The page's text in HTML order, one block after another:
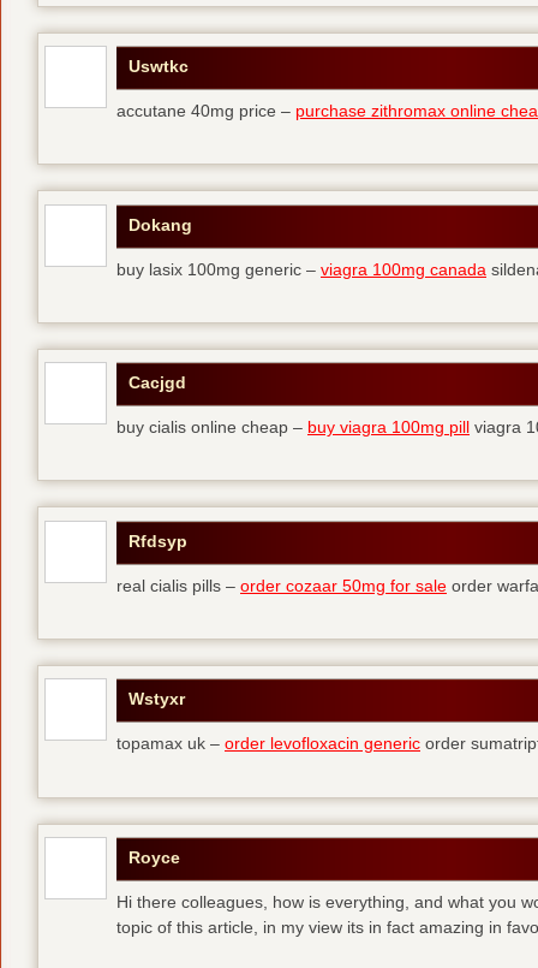
Uswtkc
accutane 40mg price – purchase zithromax online
Dokang
buy lasix 100mg generic – viagra 100mg canada
Cacjgd
buy cialis online cheap – buy viagra 100mg pill viagra
Rfdsyp
real cialis pills – order cozaar 50mg for sale order
Wstyxr
topamax uk – order levofloxacin generic order
Royce
Hi there colleagues, how is everything, and what you
topic of this article, in my view its in fact amazing in